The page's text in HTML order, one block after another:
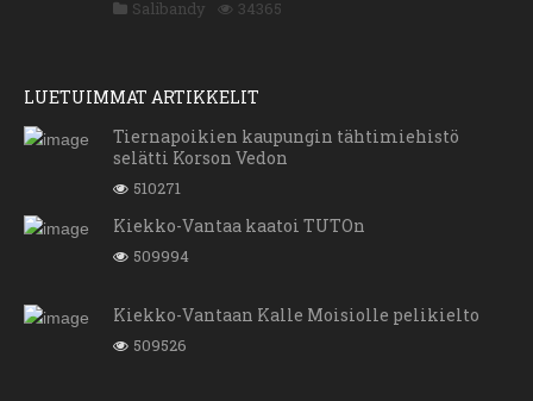
Salibandy 34365
LUETUIMMAT ARTIKKELIT
Tiernapoikien kaupungin tähtimiehistö
selätti Korson Vedon
510271
Kiekko-Vantaa kaatoi TUTOn
509994
Kiekko-Vantaan Kalle Moisiolle pelikielto
509526